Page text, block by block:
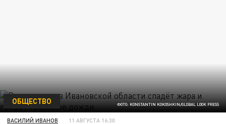
ФОТО: KONSTANTIN KOKOSHKIN/GLOBAL LOOK PRESS
ОБЩЕСТВО
ВАСИЛИЙ ИВАНОВ 11 АВГУСТА 16:30